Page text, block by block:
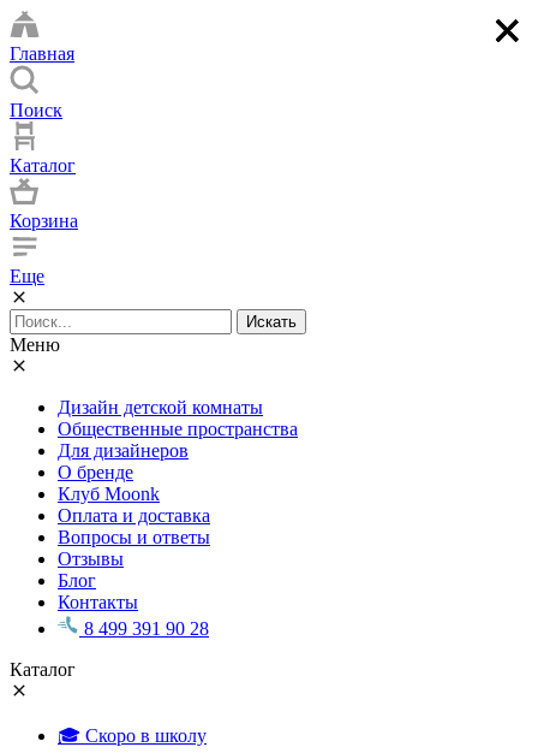
Главная
Поиск
Каталог
Корзина
Еще
Искать
Меню
Дизайн детской комнаты
Общественные пространства
Для дизайнеров
О бренде
Клуб Moonk
Оплата и доставка
Вопросы и ответы
Отзывы
Блог
Контакты
8 499 391 90 28
Каталог
🎓 Скоро в школу
×
×
×
×